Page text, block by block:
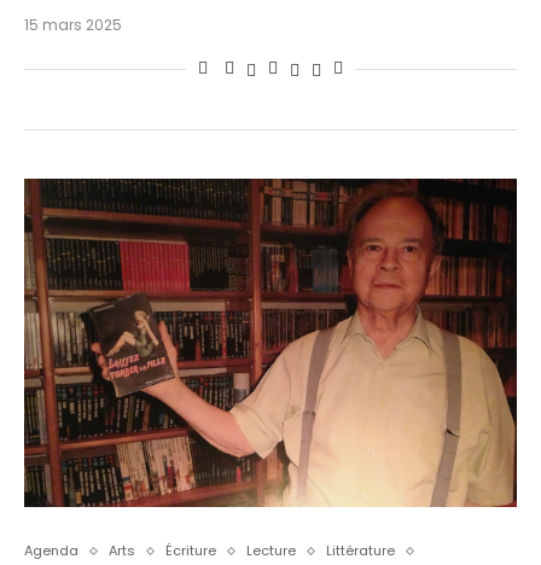
15 mars 2025
Agenda Arts Écriture Lecture
Littérature